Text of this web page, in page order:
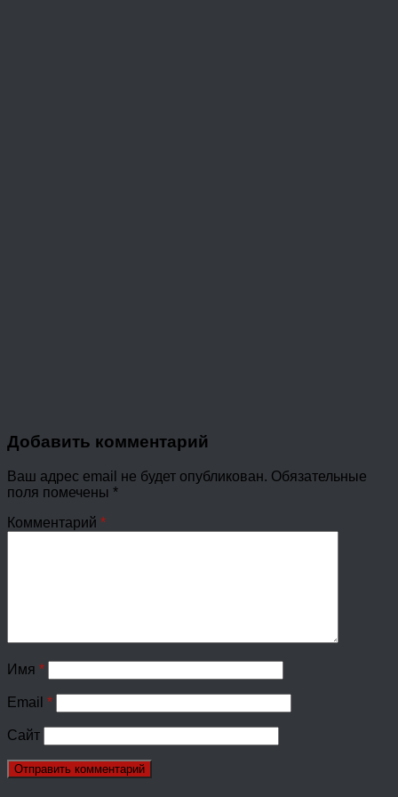
Добавить комментарий
Ваш адрес email не будет опубликован. Обязательные
поля помечены *
Комментарий *
Имя *
Email *
Сайт